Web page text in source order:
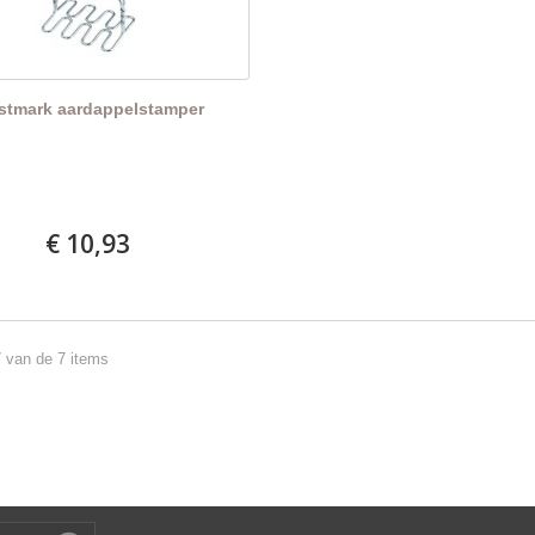
aardappelstamper
€ 10,93
van de 7 items